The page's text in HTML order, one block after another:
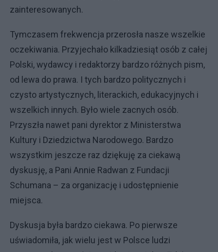
zainteresowanych.
Tymczasem frekwencja przerosła nasze wszelkie
oczekiwania. Przyjechało kilkadziesiąt osób z całej
Polski, wydawcy i redaktorzy bardzo różnych pism,
od lewa do prawa. I tych bardzo politycznych i
czysto artystycznych, literackich, edukacyjnych i
wszelkich innych. Było wiele zacnych osób.
Przyszła nawet pani dyrektor z Ministerstwa
Kultury i Dziedzictwa Narodowego. Bardzo
wszystkim jeszcze raz dziękuję za ciekawą
dyskusję, a Pani Annie Radwan z Fundacji
Schumana – za organizację i udostępnienie
miejsca.
Dyskusja była bardzo ciekawa. Po pierwsze
uświadomiła, jak wielu jest w Polsce ludzi